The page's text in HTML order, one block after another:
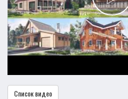
Список видео